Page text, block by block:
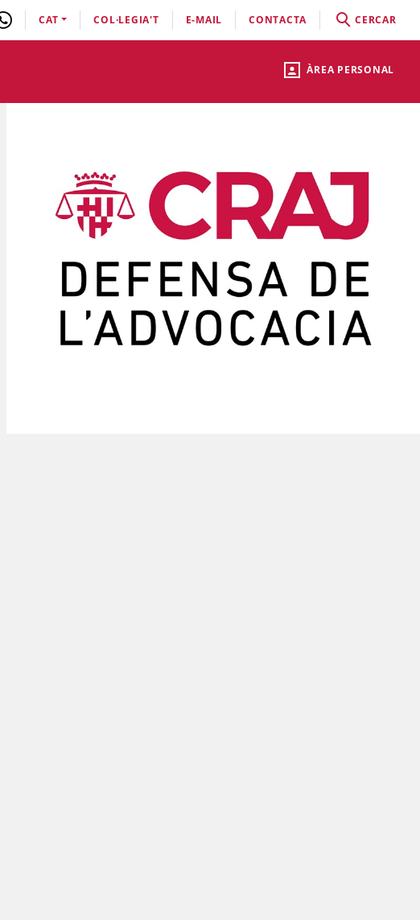
ÀREA PERSONAL
CAT COL·LEGIA'T E-MAIL CONTACTA CERCAR